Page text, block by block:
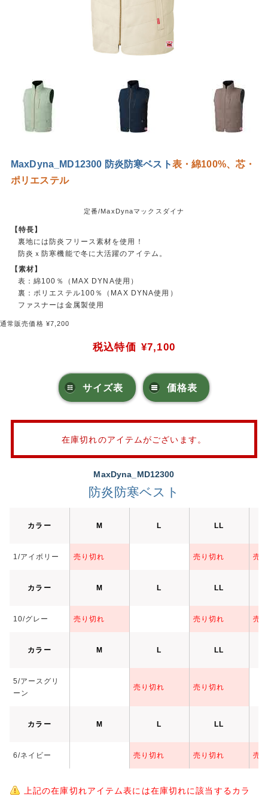
MaxDyna_MD12300 防炎防寒ベスト表・綿100%、芯・
ポリエステル
定番/MaxDynaマックスダイナ
【特長】
裏地には防炎フリース素材を使用！
防炎ｘ防寒機能で冬に大活躍のアイテム。
【素材】
表：綿100％（MAX DYNA使用）
裏：ポリエステル100％（MAX DYNA使用）
ファスナーは金属製使用
通常販売価格 ¥7,200
税込特価 ¥7,100
サイズ表 価格表
在庫切れのアイテムがございます。
MaxDyna_MD12300
防炎防寒ベスト
カラー M L LL
1/アイボリー 売り切れ 売り切れ 売
カラー M L LL
10/グレー 売り切れ 売り切れ 売
カラー M L LL
5/アースグリ
ーン
売り切れ 売り切れ
カラー M L LL
6/ネイビー 売り切れ 売り切れ 売
上記の在庫切れアイテム表には在庫切れに該当するカラ